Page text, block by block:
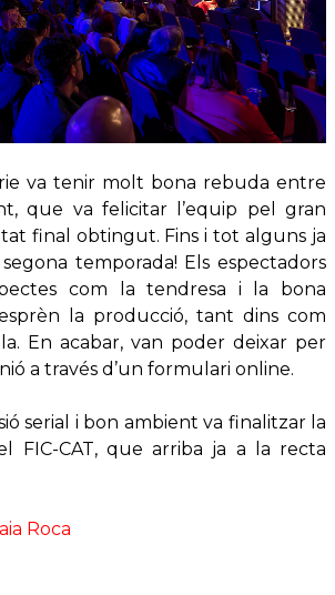
va tenir molt bona rebuda entre
que va felicitar l’equip pel gran
final obtingut. Fins i tot alguns ja
temporada! Els espectadors
com la tendresa i la bona
la producció, tant dins com
En acabar, van poder deixar per
a través d’un formulari online.
serial i bon ambient va finalitzar la
FIC-CAT, que arriba ja a la recta
Roca